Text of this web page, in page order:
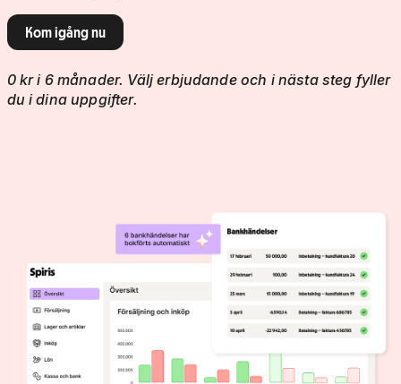
Kom igång nu
0 kr i 6 månader. Välj erbjudande och i nästa steg fyller
du i dina uppgifter.